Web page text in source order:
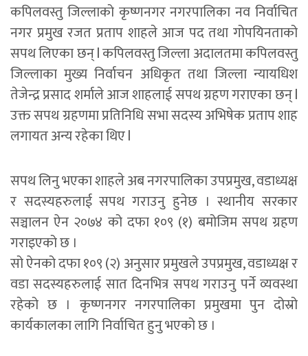
कपिलवस्तु जिल्लाको कृष्णनगर नगरपालिका नव निर्वाचित
नगर प्रमुख रजत प्रताप शाहले आज पद तथा गोपयिनताको
सपथ लिएका छन् l कपिलवस्तु जिल्ला अदालतमा कपिलवस्तु
जिल्लाका मुख्य निर्वाचन अधिकृत तथा जिल्ला न्यायधिश
तेजेन्द्र प्रसाद शर्माले आज शाहलाई सपथ ग्रहण गराएका छन् l
उक्त सपथ ग्रहणमा प्रतिनिधि सभा सदस्य अभिषेक प्रताप शाह
लगायत अन्य रहेका थिए l
सपथ लिनु भएका शाहले अब नगरपालिका उपप्रमुख, वडाध्यक्ष
र सदस्यहरुलाई सपथ गराउनु हुनेछ । स्थानीय सरकार
सञ्चालन ऐन २०७४ को दफा १०९ (१) बमोजिम सपथ ग्रहण
गराइएको छ ।
सो ऐनको दफा १०९ (२) अनुसार प्रमुखले उपप्रमुख, वडाध्यक्ष र
वडा सदस्यहरुलाई सात दिनभित्र सपथ गराउनु पर्ने व्यवस्था
रहेको छ । कृष्णनगर नगरपालिका प्रमुखमा पुन दोस्रो
कार्यकालका लागि निर्वाचित हुनु भएको छ ।